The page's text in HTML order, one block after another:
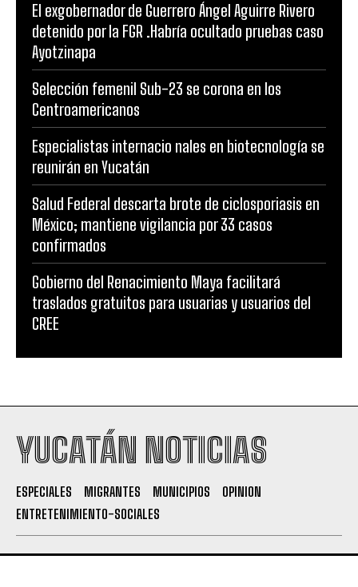
El exgobernador de Guerrero Ángel Aguirre Rivero
detenido por la FGR .Habría ocultado pruebas caso
Ayotzinapa
Selección femenil Sub-23 se corona en los
Centroamericanos
Especialistas internacio nales en biotecnología se
reunirán en Yucatán
Salud Federal descarta brote de ciclosporiasis en
México; mantiene vigilancia por 33 casos
confirmados
Gobierno del Renacimiento Maya facilitará
traslados gratuitos para usuarias y usuarios del
CREE
YUCATÁN NOTICIAS
ESPECIALES MIGRANTES MUNICIPIOS
OPINION
ENTRETENIMIENTO-SOCIALES